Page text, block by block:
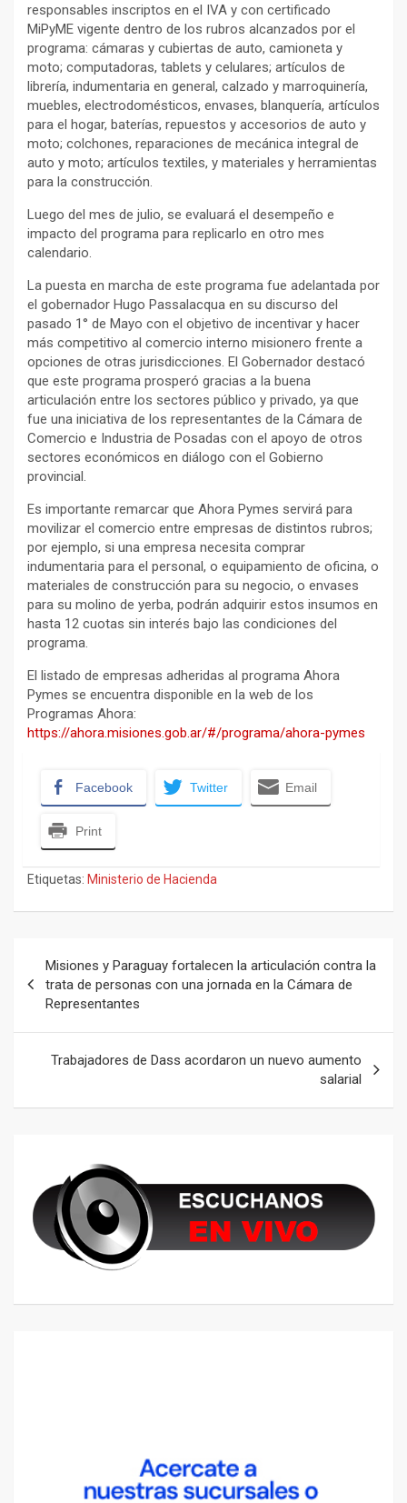
responsables inscriptos en el IVA y con certificado
MiPyME vigente dentro de los rubros alcanzados por el
programa: cámaras y cubiertas de auto, camioneta y
moto; computadoras, tablets y celulares; artículos de
librería, indumentaria en general, calzado y marroquinería,
muebles, electrodomésticos, envases, blanquería, artículos
para el hogar, baterías, repuestos y accesorios de auto y
moto; colchones, reparaciones de mecánica integral de
auto y moto; artículos textiles, y materiales y herramientas
para la construcción.
Luego del mes de julio, se evaluará el desempeño e
impacto del programa para replicarlo en otro mes
calendario.
La puesta en marcha de este programa fue adelantada por
el gobernador Hugo Passalacqua en su discurso del
pasado 1° de Mayo con el objetivo de incentivar y hacer
más competitivo al comercio interno misionero frente a
opciones de otras jurisdicciones. El Gobernador destacó
que este programa prosperó gracias a la buena
articulación entre los sectores público y privado, ya que
fue una iniciativa de los representantes de la Cámara de
Comercio e Industria de Posadas con el apoyo de otros
sectores económicos en diálogo con el Gobierno
provincial.
Es importante remarcar que Ahora Pymes servirá para
movilizar el comercio entre empresas de distintos rubros;
por ejemplo, si una empresa necesita comprar
indumentaria para el personal, o equipamiento de oficina, o
materiales de construcción para su negocio, o envases
para su molino de yerba, podrán adquirir estos insumos en
hasta 12 cuotas sin interés bajo las condiciones del
programa.
El listado de empresas adheridas al programa Ahora
Pymes se encuentra disponible en la web de los
Programas Ahora:
https://ahora.misiones.gob.ar/#/programa/ahora-pymes
Facebook Twitter Email
Print
Etiquetas: Ministerio de Hacienda
de
entradas
Misiones y Paraguay fortalecen la articulación contra la
trata de personas con una jornada en la Cámara de
Representantes
Trabajadores de Dass acordaron un nuevo aumento
salarial